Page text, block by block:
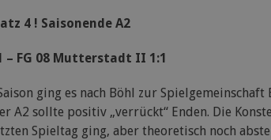
4 ! Saisonende A2
– FG 08 Mutterstadt II 1:1
ging es nach Böhl zur Spielgemeinschaft
A2 sollte positiv „verrückt“ Enden. Die
Spieltag ging, aber theoretisch noch